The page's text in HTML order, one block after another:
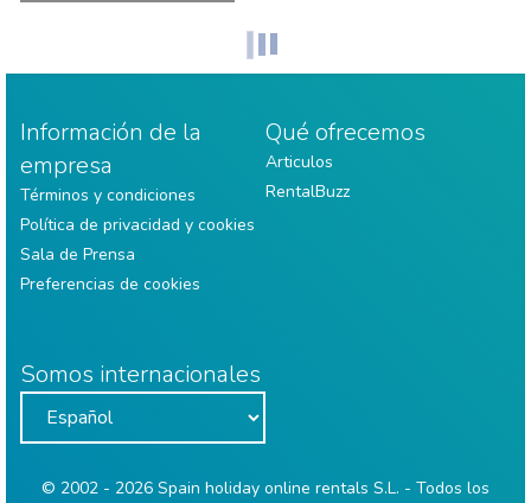
Información de la
empresa
Términos y condiciones
Política de privacidad y cookies
Sala de Prensa
Preferencias de cookies
Qué ofrecemos
Articulos
RentalBuzz
Somos internacionales
© 2002 - 2026 Spain holiday online rentals S.L. - Todos los